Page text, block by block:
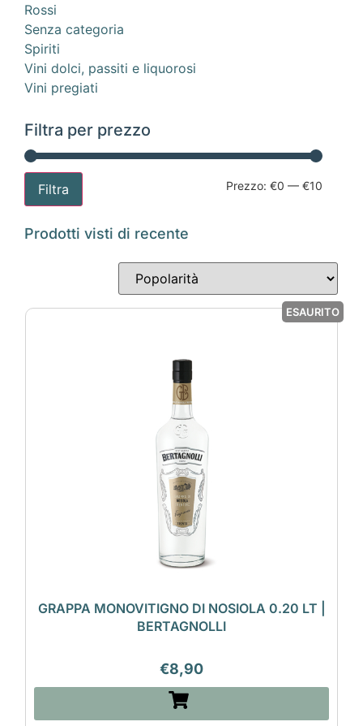
Rossi
Senza categoria
Spiriti
Vini dolci, passiti e liquorosi
Vini pregiati
Filtra per prezzo
Filtra Prezzo: €0 — €10
Prodotti visti di recente
ESAURITO
GRAPPA MONOVITIGNO DI NOSIOLA 0.20 LT |
BERTAGNOLLI
€8,90